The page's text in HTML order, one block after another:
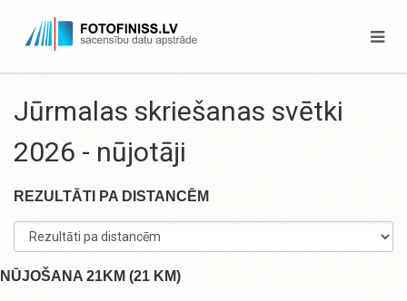
Jūrmalas skriešanas svētki
2026 - nūjotāji
REZULTĀTI PA DISTANCĒM
NŪJOŠANA 21KM (21 KM)